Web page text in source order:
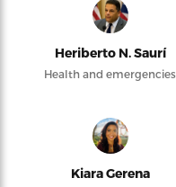
Heriberto N. Saurí
Health and emergencies
Kiara Gerena